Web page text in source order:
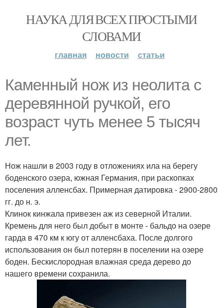
НАУКА ДЛЯ ВСЕХ ПРОСТЫМИ
СЛОВАМИ
главная новости статьи
Каменный нож из неолита с
деревянной ручкой, его
возраст чуть менее 5 тысяч
лет.
Нож нашли в 2003 году в отложениях ила на берегу
боденского озера, южная Германия, при раскопках
поселения алленсбах. Примерная датировка - 2900-2800
гг. до н. э.
Клинок кинжала привезен аж из северной Италии.
Кремень для него был добыт в монте - бальдо на озере
гарда в 470 км к югу от алленсбаха. После долгого
использования он был потерян в поселении на озере
боден. Бескислородная влажная среда дерево до
нашего времени сохранила.